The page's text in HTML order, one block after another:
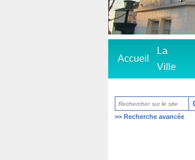
Accueil
La
Ville
>> Recherche avancée